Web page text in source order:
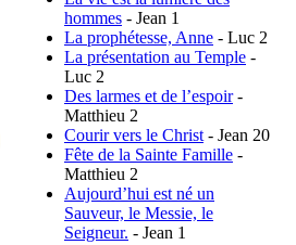
hommes - Jean 1
La prophétesse, Anne - Luc 2
La présentation au Temple -
Luc 2
Des larmes et de l’espoir-
Matthieu 2
Courir vers le Christ - Jean 20
Fête de la Sainte Famille -
Matthieu 2
Aujourd’hui est né un
Sauveur, le Messie, le
Seigneur. - Jean 1